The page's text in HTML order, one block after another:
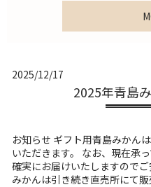
2025/12/17
2025年青島
お知らせ ギフト用青島みかん
いただきます。 なお、現在承
確実にお届けいたしますので
みかんは引き続き直売所にて販